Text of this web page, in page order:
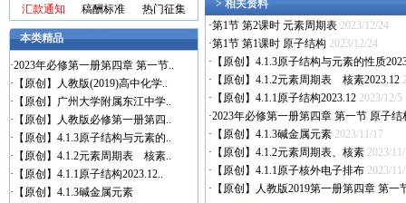
汇款通知
稿酬标准 热门征集
本类精品
·2023年必修第一册第四章 第一节..
· 【原创】人教版(2019)高中化学..
· 【原创】广州大学附属东江中学..
· 【原创】人教版必修第一册第四..
· 【原创】4.1.3原子结构与元素的..
· 【原创】4.1.2元素周期表 核素..
· 【原创】4.1.1原子结构2023.12..
· 【原创】4.1.3碱金属元素
> 相关资料
·第1节 第2课时 元素周期表 2023/12/24
·第1节 第1课时 原子结构 2023/12/24
· 【原创】4.1.3原子结构与元素的性质
· 【原创】4.1.2元素周期表 核素2023.12
· 【原创】4.1.1原子结构2023.12 2023/12/5
·2023年必修第一册第四章 第一节 原子
· 【原创】4.1.3碱金属元素 2023/11/17
· 【原创】4.1.2元素周期表、核素 2023/
· 【原创】4.1.1原子核外电子排布 2023/
· 【原创】人教版2019第一册第四章 第